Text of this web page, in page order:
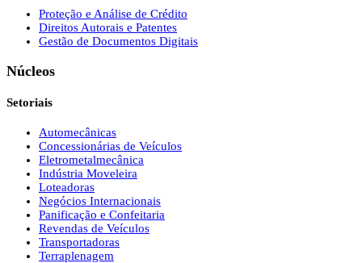
Proteção e Análise de Crédito
Direitos Autorais e Patentes
Gestão de Documentos Digitais
Núcleos
Setoriais
Automecânicas
Concessionárias de Veículos
Eletrometalmecânica
Indústria Moveleira
Loteadoras
Negócios Internacionais
Panificação e Confeitaria
Revendas de Veículos
Transportadoras
Terraplenagem